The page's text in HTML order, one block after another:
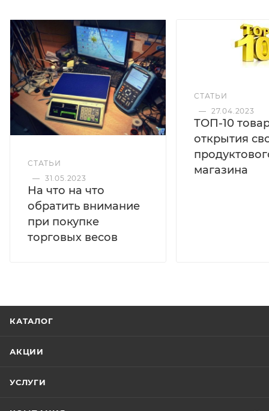
СТАТЬИ
— 31.05.2023
На что на что
обратить внимание
при покупке
торговых весов
СТАТЬИ
— 27.04.2023
ТОП-10
открытия
магазина
КАТАЛОГ
АКЦИИ
УСЛУГИ